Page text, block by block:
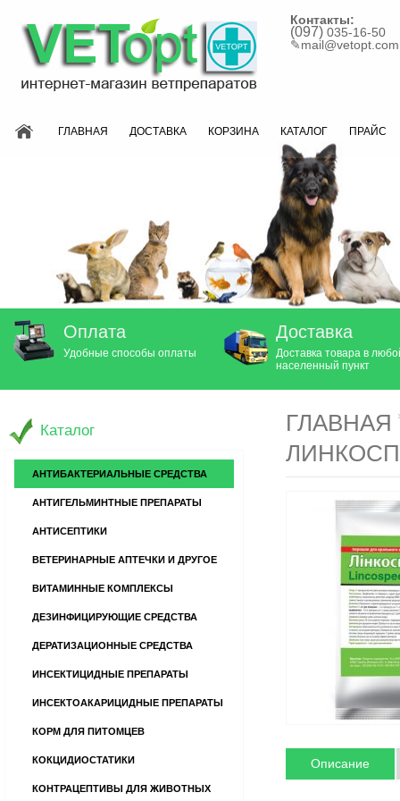
Контакты:
(097) 035-16-50
✎mail@vetopt.com
ГЛАВНАЯ ДОСТАВКА КОРЗИНА КАТАЛОГ ПРАЙС
Оплата
Удобные способы оплаты
Доставка
Доставка товара в
населенный пункт
ГЛАВНАЯ
Описание
Каталог
АНТИБАКТЕРИАЛЬНЫЕ СРЕДСТВА
АНТИГЕЛЬМИНТНЫЕ ПРЕПАРАТЫ
АНТИСЕПТИКИ
ВЕТЕРИНАРНЫЕ АПТЕЧКИ И ДРУГОЕ
ВИТАМИННЫЕ КОМПЛЕКСЫ
ДЕЗИНФИЦИРУЮЩИЕ СРЕДСТВА
ДЕРАТИЗАЦИОННЫЕ СРЕДСТВА
ИНСЕКТИЦИДНЫЕ ПРЕПАРАТЫ
ИНСЕКТОАКАРИЦИДНЫЕ ПРЕПАРАТЫ
КОРМ ДЛЯ ПИТОМЦЕВ
КОКЦИДИОСТАТИКИ
КОНТРАЦЕПТИВЫ ДЛЯ ЖИВОТНЫХ